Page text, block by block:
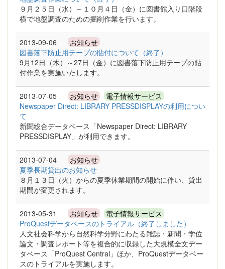
９月２５日（水）～１０月４日（金）に図書館入り口階段
横で地盤調査のための掘削作業を行います。
2013-09-06 お知らせ
図書落下防止用テープの貼付について（終了）
9月12日（木）～27日（金）に図書落下防止用テープの貼
付作業を実施いたします。
2013-07-05 お知らせ 電子情報サービス
Newspaper Direct: LIBRARY PRESSDISPLAYの利用につい
て
新聞総合データベース「Newspaper Direct: LIBRARY
PRESSDISPLAY」が利用できます。
2013-07-04 お知らせ
夏季長期貸出のお知らせ
８月１３日（火）からの夏季休業期間の開始に伴い、貸出
期間が変更されます。
2013-05-31 お知らせ 電子情報サービス
ProQuestデータベースのトライアル（終了しました）
人文社会科学から自然科学分野にわたる雑誌・新聞・学位
論文・調査レポート等を複合的に収録した大規模全文デー
タベース「ProQuest Central」ほか、ProQuestデータベー
スのトライアルを実施します。